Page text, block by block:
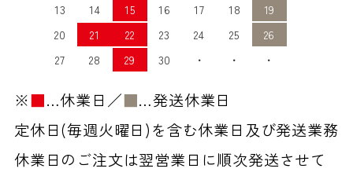
13
14 15 16 17 18
19
20
21 22 23 24 25
26
27
28 29 30 ・ ・ ・
※■…休業日／■…発送休業日
定休日(毎週火曜日)を含む休業日及び発送業務
休業日のご注文は翌営業日に順次発送させて